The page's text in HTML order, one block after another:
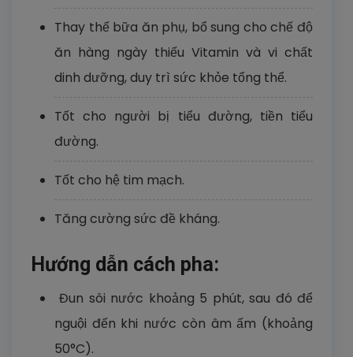
Thay thế bữa ăn phụ, bổ sung cho chế độ
ăn hàng ngày thiếu Vitamin và vi chất
dinh dưỡng, duy trì sức khỏe tổng thể.
Tốt cho người bị tiểu đường, tiền tiểu
đường.
Tốt cho hệ tim mạch.
Tăng cường sức đề kháng.
Hướng dẫn cách pha:
Đun sôi nước khoảng 5 phút, sau đó để
nguội đến khi nước còn âm ấm (khoảng
50°C).